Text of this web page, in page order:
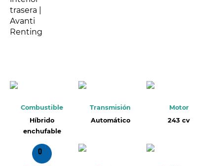
Combustible
Híbrido
enchufable
Transmisión
Automático
Motor
243 cv